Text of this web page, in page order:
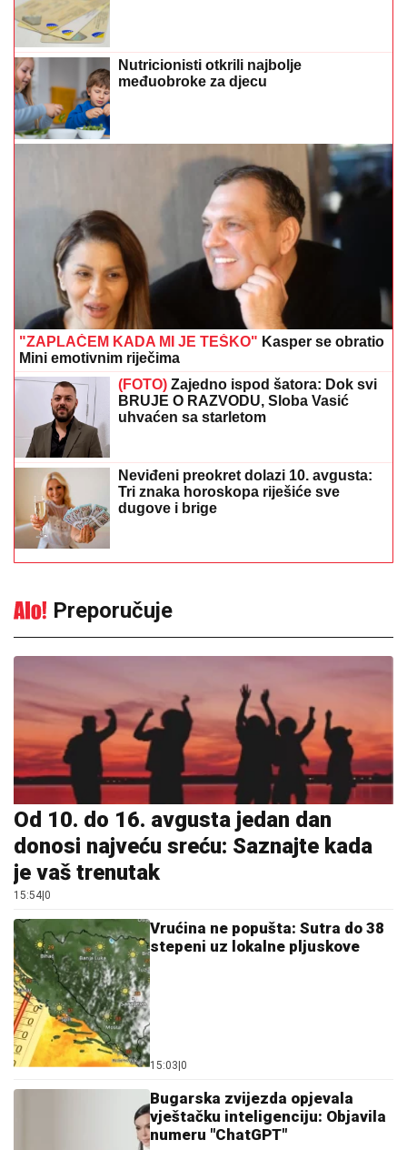
Nutricionisti otkrili najbolje
međuobroke za djecu
"ZAPLAČEM KADA MI JE TEŠKO" Kasper se obratio
Mini emotivnim riječima
(FOTO) Zajedno ispod šatora: Dok svi
BRUJE O RAZVODU, Sloba Vasić
uhvaćen sa starletom
Neviđeni preokret dolazi 10. avgusta:
Tri znaka horoskopa riješiće sve
dugove i brige
Preporučuje
Od 10. do 16. avgusta jedan dan
donosi najveću sreću: Saznajte kada
je vaš trenutak
15:54 0
Vrućina ne popušta: Sutra do 38
stepeni uz lokalne pljuskove
15:03 0
Bugarska zvijezda opjevala
vještačku inteligenciju: Objavila
numeru "ChatGPT"